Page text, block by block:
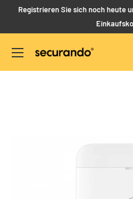
DirektRegistrieren Sie sich noch heute
Securando
B2B